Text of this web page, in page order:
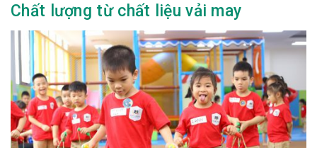
Chất lượng từ chất liệu vải may